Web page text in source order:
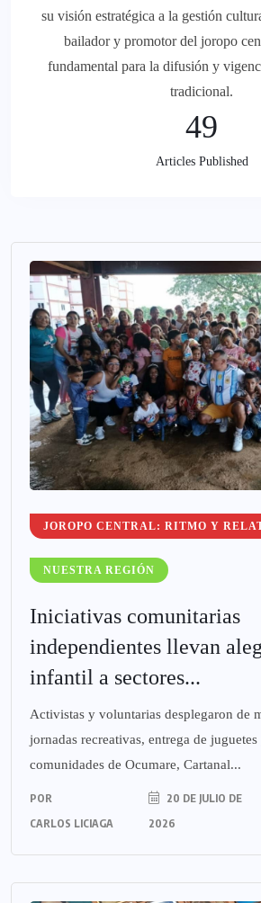
su visión estratégica a la gestión
bailador y promotor del joropo
fundamental para la difusión y
tradicional.
49
Articles Published
JOROPO CENTRAL: RITMO Y
NUESTRA REGIÓN
Iniciativas comunitarias
independientes llevan
infantil a sectores...
Activistas y voluntarias desplegaron de
jornadas recreativas, entrega de
comunidades de Ocumare, Cartanal...
POR
CARLOS LICIAGA
20 DE JULIO DE
2026